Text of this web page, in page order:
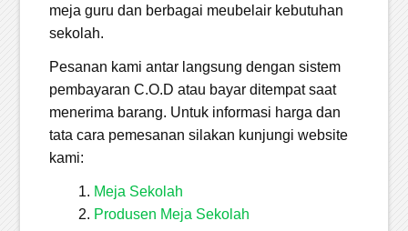
meja guru dan berbagai meubelair kebutuhan
sekolah.
Pesanan kami antar langsung dengan sistem
pembayaran C.O.D atau bayar ditempat saat
menerima barang. Untuk informasi harga dan
tata cara pemesanan silakan kunjungi website
kami:
Meja Sekolah
Produsen Meja Sekolah